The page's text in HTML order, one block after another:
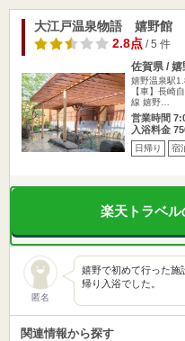
大江戸温泉物語 嬉野館 (
2.8点/ 5 件
佐賀県 / 嬉
嬉野温泉駅
【車】長崎
線 嬉野…
営業時間
入浴料金
日帰り 宿
楽天トラベ
匿名
嬉野で初めて行った施
帰り入浴でした。
関連情報から探す